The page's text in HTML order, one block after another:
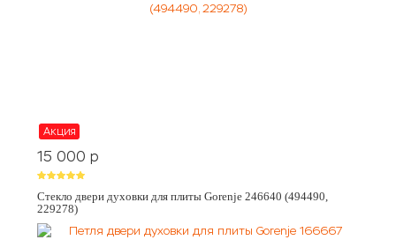
Акция
15 000 p
Стекло двери духовки для плиты Gorenje 246640 (494490,
229278)